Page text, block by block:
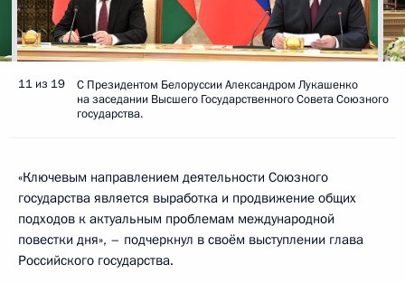
11 из 19
С Президентом Белоруссии Александром Лукашенко
на заседании Высшего Государственного Совета Союзного
государства.
«Ключевым направлением деятельности Союзного
государства является выработка и продвижение общих
подходов к актуальным проблемам международной
повестки дня», – подчеркнул в своём выступлении глава
Российского государства.